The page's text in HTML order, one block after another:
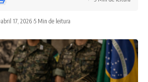
abril 17, 2026 5 Min de leitura